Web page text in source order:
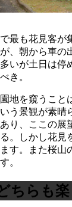
最も花見客が
、朝から車の
いが土日は停
き。
地を窺うこと
う景観が素晴
り、ここの展
。しかし花見
す。また桜山
。
ちらも楽